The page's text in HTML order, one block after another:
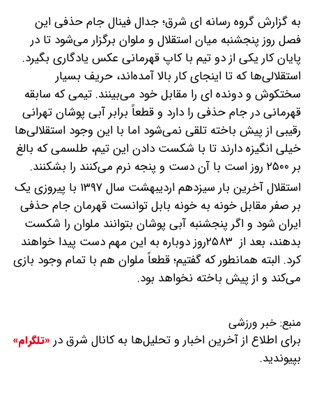
به گزارش گروه رسانه ای شرق؛ جدال فینال جام حذفی این
فصل روز پنجشنبه میان استقلال و ملوان برگزار می‌شود تا در
پایان کار یکی از دو تیم با کاپ قهرمانی عکس یادگاری بگیرد.
استقلالی‌ها که تا اینجای کار بالا آمده‌اند، حریف بسیار
سختکوش و دونده ای را مقابل خود می‌بینند. تیمی که سابقه
قهرمانی در جام حذفی را دارد و قطعاً برابر آبی پوشان تهرانی
رقیبی از پیش باخته تلقی نمی‌شود اما با این وجود استقلالی‌ها
خیلی انگیزه دارند تا با شکست دادن این تیم، طلسمی که بالغ
بر ۲۵۰۰ روز است با آن دست و پنجه نرم می‌کنند را بشکنند.
استقلال آخرین بار سیزدهم اردیبهشت سال ۱۳۹۷ با پیروزی یک
بر صفر مقابل خونه به خونه بابل توانست قهرمان جام حذفی
ایران شود و اگر پنجشنبه آبی پوشان بتوانند ملوان را شکست
بدهند، بعد از ۲۵۸۳روز دوباره به این مهم دست پیدا خواهند
کرد. البته همانطور که گفتیم؛ قطعاً ملوان هم با تمام وجود بازی
می‌کند و از پیش باخته نخواهد بود.
منبع: خبر ورزشی
برای اطلاع از آخرین اخبار و تحلیل‌ها به کانال شرق در «تلگرام»
بپیوندید.